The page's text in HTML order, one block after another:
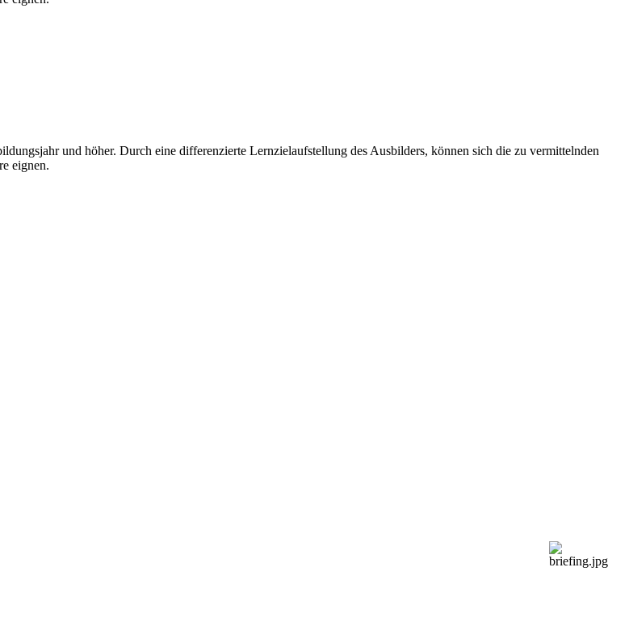
und höher. Durch eine differenzierte Lernzielaufstellung des Ausbilders, können sich die zu vermittelnden
eignen.